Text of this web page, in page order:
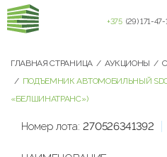
+375 (29) 171-47-
ГЛАВНАЯ СТРАНИЦА АУКЦИОНЫ
ПОДЪЕМНИК АВТОМОБИЛЬНЫЙ
«БЕЛШИНАТРАНС»)
Номер лота: 270526341392